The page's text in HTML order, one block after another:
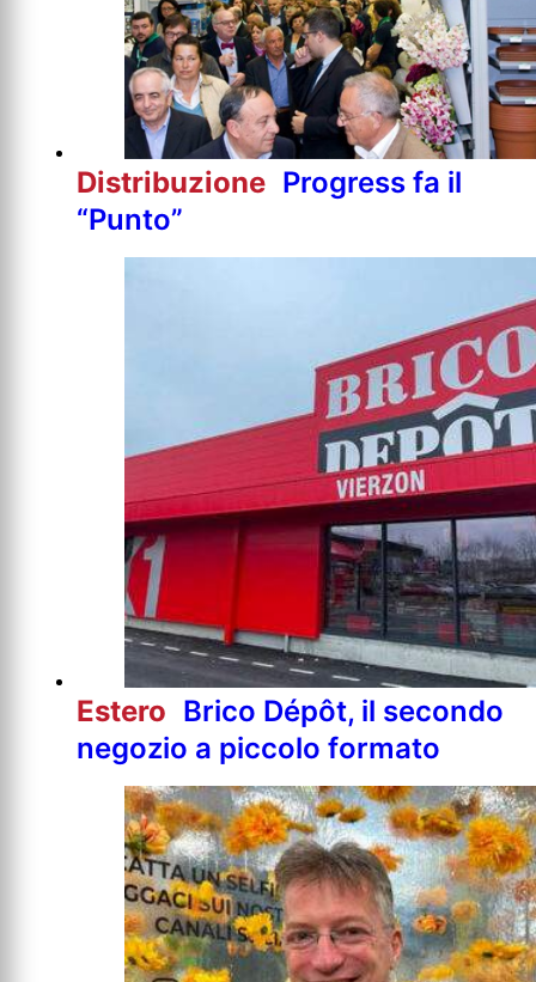
Distribuzione Progress fa il
“Punto”
Estero Brico Dépôt, il secondo
negozio a piccolo formato